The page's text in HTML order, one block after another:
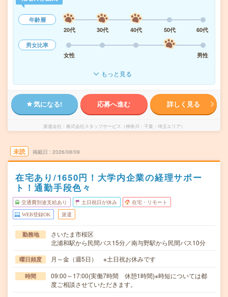
年齢層
20代
30代 40代 50代
60代
男女比率
女性
男性
もっと見る
気になる! 応募へ進む 詳しく見る
派遣会社 株式会社スタッフサービス（神奈川・千葉・埼玉エリア）
未読 掲載日 2026/08/09
在宅あり/1650円！大学内企業の経理サポー
ト！通勤手段色々
交通費別途支給あり 土日祝日が休み 在宅・リモート
WEB登録OK 派遣
勤務地
さいたま市桜区
北浦和駅から民間バス15分／南与野駅から民間バス10分
曜日頻度 月～金（週5日） ※土日祝お休みです
時間
09:00～17:00(実働7時間 休憩1時間)※時短については都
度ご相談させていただきます。